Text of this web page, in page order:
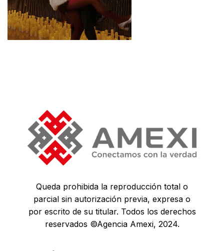
Queda prohibida la reproducción total o
parcial sin autorización previa, expresa o
por escrito de su titular. Todos los derechos
reservados ©Agencia Amexi, 2024.